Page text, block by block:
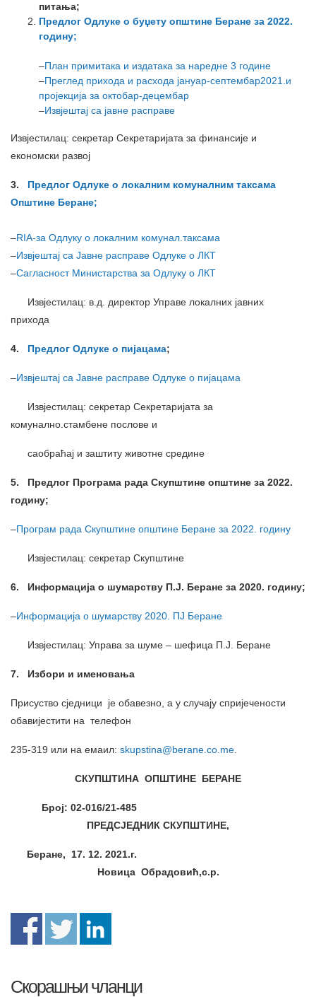
питања;
Предлог Одлуке о буџету општине Беране за 2022.
годину;
–План примитака и издатака за наредне 3 године
–Преглед прихода и расхода јануар-септембар2021.и
пројекција за октобар-децембар
–Извјештај са јавне расправе
Извјестилац: секретар Секретаријата за финансије и
економски развој
3. Предлог Одлуке о локалним комуналним таксама
Општине Беране;
–RIA-за Одлуку о локалним комунал.таксама
–Извјештај са Јавне расправе Одлуке о ЛКТ
–Сагласност Министарства за Одлуку о ЛКТ
Извјестилац: в.д. директор Управе локалних јавних
прихода
4. Предлог Одлуке о пијацама;
–Извјештај са Јавне расправе Одлуке о пијацама
Извјестилац: секретар Секретаријата за
комунално.стамбене послове и
саобраћај и заштиту животне средине
5. Предлог Програма рада Скупштине општине за 2022.
годину;
–Програм рада Скупштине општине Беране за 2022. годину
Извјестилац: секретар Скупштине
6. Информација о шумарству П.Ј. Беране за 2020. годину;
–Информација о шумарству 2020. ПЈ Беране
Извјестилац: Управа за шуме – шефица П.Ј. Беране
7. Избори и именовања
Присуство сједници је обавезно, а у случају спријечености
обавијестити на телефон
235-319 или на емаил: skupstina@berane.co.me.
СКУПШТИНА ОПШТИНЕ БЕРАНЕ
Број: 02-016/21-485
ПРЕДСЈЕДНИК СКУПШТИНЕ,
Беране, 17. 12. 2021.г.
Новица Обрадовић,с.р.
Скорашњи чланци